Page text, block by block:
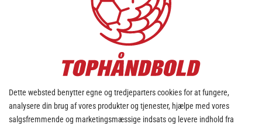
STRAFFEMÅL
MÅL I ALT
2 MIN.
Dette websted benytter egne og tredjeparters cookies for at fungere,
analysere din brug af vores produkter og tjenester, hjælpe med vores
salgsfremmende og marketingsmæssige indsats og levere indhold fra